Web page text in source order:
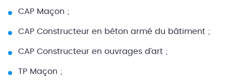
CAP Maçon ;
CAP Constructeur en béton armé du bâtiment ;
CAP Constructeur en ouvrages d’art ;
TP Maçon ;